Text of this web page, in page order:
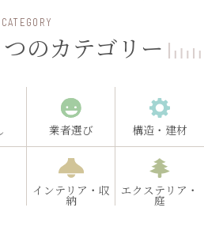
CATEGORY
のカテゴリー
業者選び 構造・建材
インテリア・収
納
エクステリア・
庭